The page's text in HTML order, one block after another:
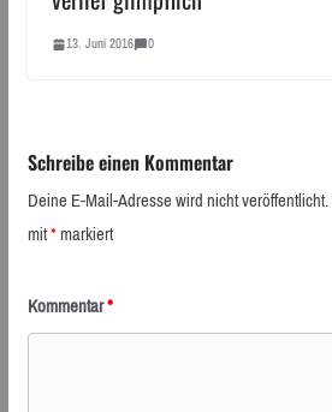
13. Juni 2016 0
Schreibe einen Kommentar
Deine E-Mail-Adresse wird nicht veröffentlicht.
mit*markiert
Kommentar*